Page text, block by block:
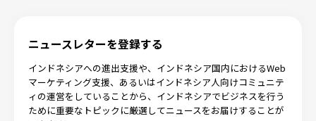
ニュースレターを登録する
インドネシアへの進出支援や、インドネシア国内におけるWeb
マーケティング支援、あるいはインドネシア人向けコミュニテ
ィの運営をしていることから、インドネシアでビジネスを行う
ために重要なトピックに厳選してニュースをお届けすることが